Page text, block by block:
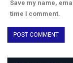
Save my name,
time I comment.